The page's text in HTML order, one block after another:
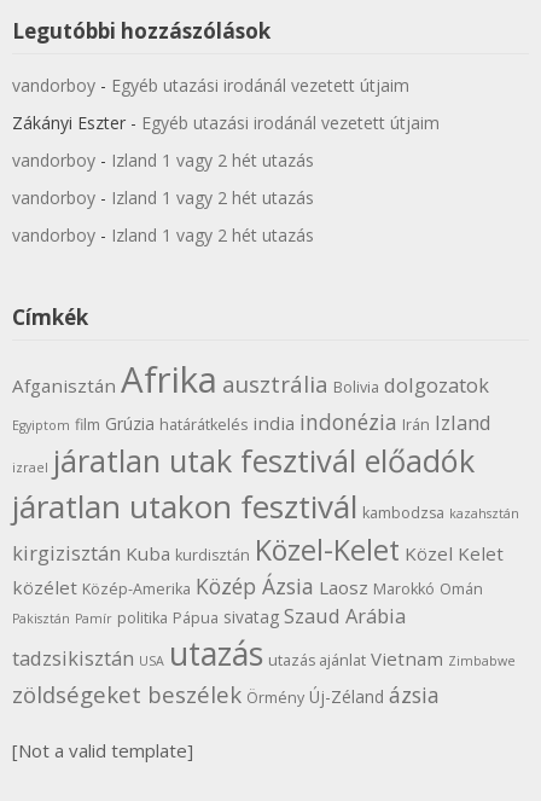
Legutóbbi hozzászólások
vandorboy - Egyéb utazási irodánál vezetett útjaim
Zákányi Eszter - Egyéb utazási irodánál vezetett útjaim
vandorboy - Izland 1 vagy 2 hét utazás
vandorboy - Izland 1 vagy 2 hét utazás
vandorboy - Izland 1 vagy 2 hét utazás
Címkék
Afganisztán Afrika ausztrália Bolivia dolgozatok
Egyiptom film Grúzia határátkelés india indonézia Irán Izland
izrael járatlan utak fesztivál előadók
járatlan utakon fesztivál kambodzsa kazahsztán
kirgizisztán Kuba kurdisztán Közel-Kelet Közel Kelet
közélet Közép-Amerika Közép Ázsia Laosz Marokkó Omán
Pakisztán Pamír politika Pápua sivatag Szaud Arábia
tadzsikisztán USA utazás utazás ajánlat Vietnam Zimbabwe
zöldségeket beszélek Örmény Új-Zéland ázsia
[Not a valid template]